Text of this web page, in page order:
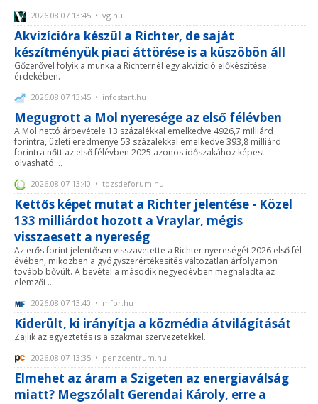
2026.08.07 13:45 • vg.hu
Akvizícióra készül a Richter, de saját
készítményük piaci áttörése is a küszöbön áll
Gőzerővel folyik a munka a Richternél egy akvizíció előkészítése
érdekében.
2026.08.07 13:45 • infostart.hu
Megugrott a Mol nyeresége az első félévben
A Mol nettó árbevétele 13 százalékkal emelkedve 4926,7 milliárd
forintra, üzleti eredménye 53 százalékkal emelkedve 393,8 milliárd
forintra nőtt az első félévben 2025 azonos időszakához képest -
olvasható ...
2026.08.07 13:40 • tozsdeforum.hu
Kettős képet mutat a Richter jelentése - Közel
133 milliárdot hozott a Vraylar, mégis
visszaesett a nyereség
Az erős forint jelentősen visszavetette a Richter nyereségét 2026 első fél
évében, miközben a gyógyszerértékesítés változatlan árfolyamon
tovább bővült. A bevétel a második negyedévben meghaladta az
elemzői ...
2026.08.07 13:40 • mfor.hu
Kiderült, ki irányítja a közmédia átvilágítását
Zajlik az egyeztetés is a szakmai szervezetekkel.
2026.08.07 13:35 • penzcentrum.hu
Elmehet az áram a Szigeten az energiaválság
miatt? Megszólalt Gerendai Károly, erre a